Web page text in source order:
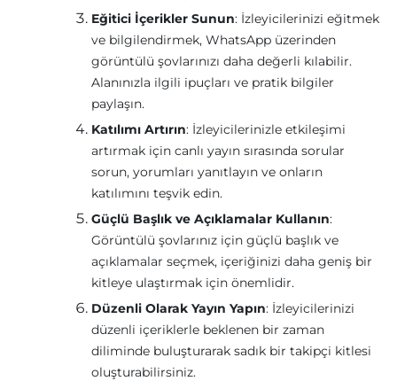
Eğitici İçerikler Sunun: İzleyicilerinizi eğitmek
ve bilgilendirmek, WhatsApp üzerinden
görüntülü şovlarınızı daha değerli kılabilir.
Alanınızla ilgili ipuçları ve pratik bilgiler
paylaşın.
Katılımı Artırın: İzleyicilerinizle etkileşimi
artırmak için canlı yayın sırasında sorular
sorun, yorumları yanıtlayın ve onların
katılımını teşvik edin.
Güçlü Başlık ve Açıklamalar Kullanın:
Görüntülü şovlarınız için güçlü başlık ve
açıklamalar seçmek, içeriğinizi daha geniş bir
kitleye ulaştırmak için önemlidir.
Düzenli Olarak Yayın Yapın: İzleyicilerinizi
düzenli içeriklerle beklenen bir zaman
diliminde buluşturarak sadık bir takipçi kitlesi
oluşturabilirsiniz.